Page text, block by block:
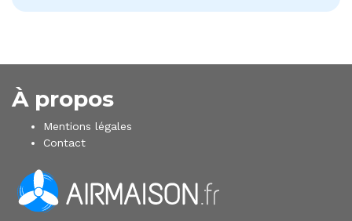
À propos
Mentions légales
Contact